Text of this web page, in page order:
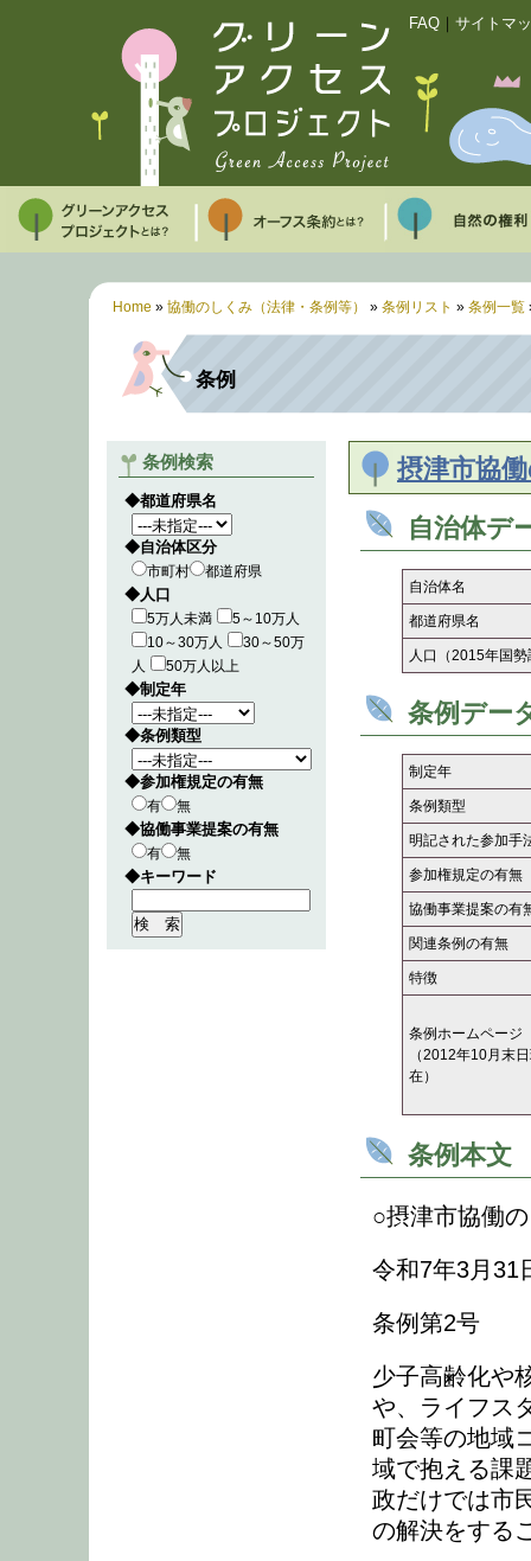
FAQ サイトマ
Home » 協働のしくみ（法律・条例等） » 条例リスト » 条例一覧
条例
条例検索
◆都道府県名
◆自治体区分
市町村 都道府県
◆人口
5万人未満
5～10万人
10～30万人
30～50万
人
50万人以上
◆制定年
◆条例類型
◆参加権規定の有無
有 無
◆協働事業提案の有無
有 無
◆キーワード
摂津市協
自治体デ
自治体名
都道府県名
人口（2015年国勢
条例デー
制定年
条例類型
明記された参加手
参加権規定の有無
協働事業提案の有
関連条例の有無
特徴
条例ホームページ
（2012年10月末
在）
条例本文
○摂津市協働
令和7年3月31
条例第2号
少子高齢化や
や、ライフス
町会等の地域
域で抱える課
政だけでは市
の解決をする